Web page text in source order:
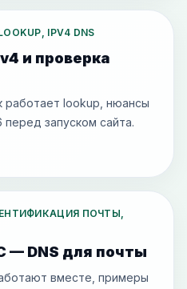
IPV4 DNS
и проверка
работает lookup, нюансы
перед запуском сайта.
ПОЧТЫ,
— DNS для почты
вместе, примеры